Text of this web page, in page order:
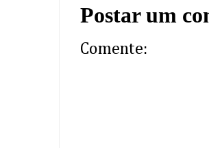
Postar um
Comente: